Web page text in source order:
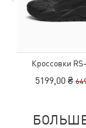
Кроссовки
5199,00 ₴